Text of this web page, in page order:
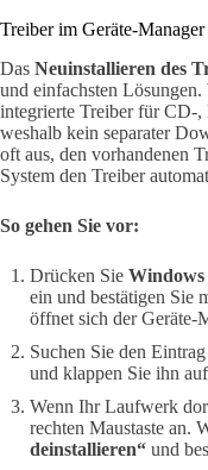
Treiber im Geräte-
Das Neuinstallieren des
und einfachsten
integrierte Treiber für
weshalb kein separater
oft aus, den vorhandenen
System den Treiber
So gehen Sie vor:
Drücken Sie Windows
ein und bestätigen Sie
öffnet sich der Geräte-
Suchen Sie den Eintrag
und klappen Sie ihn
Wenn Ihr Laufwerk
rechten Maustaste an.
deinstallieren“ und